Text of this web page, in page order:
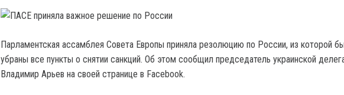
Парламентская ассамблея Совета Европы приняла резолюцию по России, из которой
убраны все пункты о снятии санкций. Об этом сообщил председатель украинской
Владимир Арьев на своей странице в Facebook.